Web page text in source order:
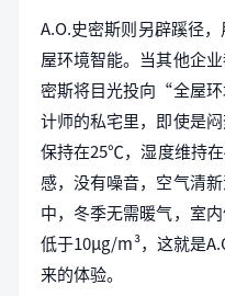
A.O.史密斯则另辟蹊径
屋环境智能。当其他企
密斯将目光投向“全屋
计师的私宅里，即使是
保持在25℃，湿度维持
感，没有噪音，空气清
中，冬季无需暖气，室
低于10μg/m³，这就是
来的体验。